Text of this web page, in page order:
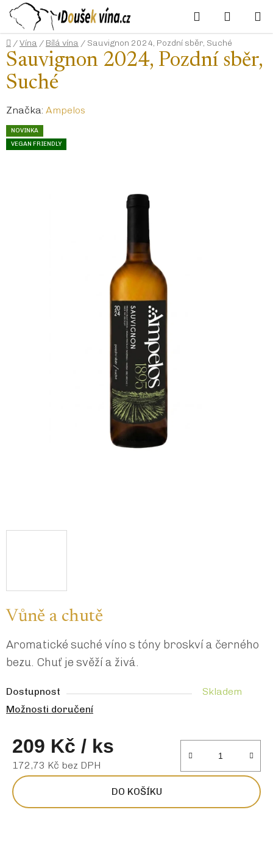
obsah
Hledat
KOŠÍK
Domů
/Vína / Bílá vína / Sauvignon 2024, Pozdní sběr, Suché
Vůně a chutě
Aromatické suché víno s tóny broskví a černého
bezu. Chuť je svěží a živá.
Dostupnost
Skladem
Možnosti doručení
209 Kč / ks
172,73 Kč bez DPH
Měrná cena:
DO KOŠÍKU
Sauvignon 2024, Pozdní sběr,
Suché
Značka: Ampelos
NOVINKA
VEGAN FRIENDLY